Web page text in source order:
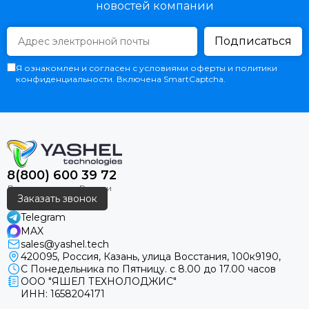
новостей компании
Подписаться
Я ознакомлен и согласен с условиями оферты и политики
конфиденциальности. Включена SmartCaptcha.
8(800) 600 39 72
Заказать звонок
Telegram
MAX
sales@yashel.tech
420095, Россия, Казань, улица Восстания, 100к9190,
С Понедельника по Пятницу. с 8.00 до 17.00 часов
ООО "ЯШЕЛ ТЕХНОЛОДЖИС"
ИНН: 1658204171